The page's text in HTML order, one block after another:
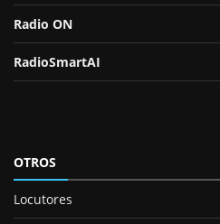
Radio ON
RadioSmartAI
OTROS
Locutores